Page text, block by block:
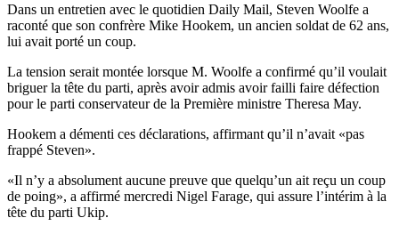
Dans un entretien avec le quotidien Daily Mail, Steven Woolfe a
raconté que son confrère Mike Hookem, un ancien soldat de 62 ans,
lui avait porté un coup.
La tension serait montée lorsque M. Woolfe a confirmé qu’il voulait
briguer la tête du parti, après avoir admis avoir failli faire défection
pour le parti conservateur de la Première ministre Theresa May.
Hookem a démenti ces déclarations, affirmant qu’il n’avait «pas
frappé Steven».
«Il n’y a absolument aucune preuve que quelqu’un ait reçu un coup
de poing», a affirmé mercredi Nigel Farage, qui assure l’intérim à la
tête du parti Ukip.